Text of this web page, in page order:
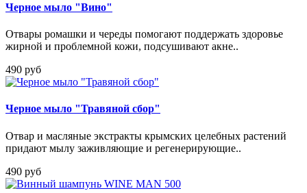
Черное мыло "Вино"
Отвары ромашки и череды помогают поддержать здоровье
жирной и проблемной кожи, подсушивают акне..
490 руб
Черное мыло "Травяной сбор"
Отвар и масляные экстракты крымских целебных растений
придают мылу заживляющие и регенерирующие..
490 руб